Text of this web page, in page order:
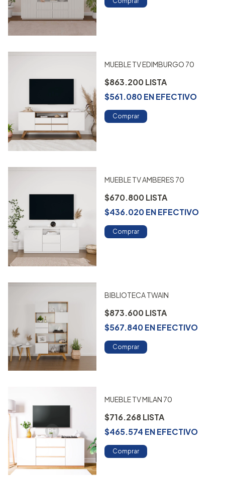
MUEBLE TV EDIMBURGO 70
$863.200
$561.080ENEFECTIVO
Comprar
MUEBLE TV AMBERES 70
$670.800
$436.020ENEFECTIVO
Comprar
BIBLIOTECA TWAIN
$873.600
$567.840ENEFECTIVO
Comprar
MUEBLE TV MILAN 70
$716.268
$465.574 ENEFECTIVO
Comprar